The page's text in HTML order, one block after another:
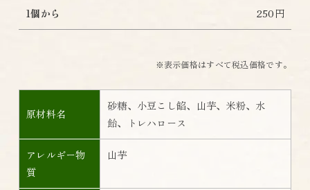
1個から 250円
※表示価格はすべて税込価格です。
原材料名
砂糖、小豆こし餡、山芋、米粉、水
飴、トレハロース
アレルギー物
質
山芋